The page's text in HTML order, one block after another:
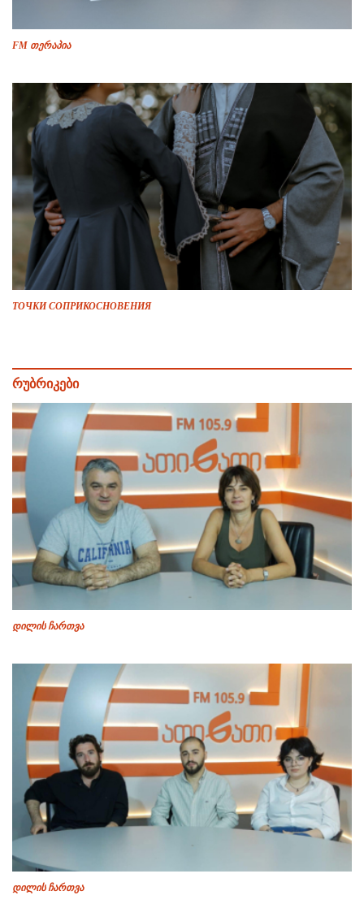
FM თერაპია
ТОЧКИ СОПРИКОСНОВЕНИЯ
რუბრიკები
დილის ჩართვა
დილის ჩართვა